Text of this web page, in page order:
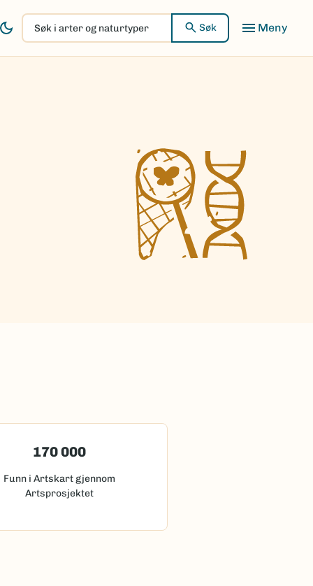
Søk
i
arter
Søk
170 000
Funn i Artskart gjennom
Artsprosjektet